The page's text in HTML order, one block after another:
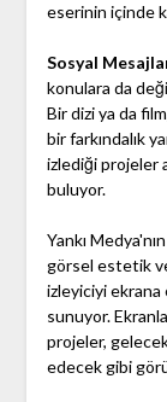
eserinin içinde
Sosyal
konulara da
Bir dizi ya da
bir farkındalık
izlediği projeler
buluyor.
Yankı
görsel estetik
izleyiciyi ekrana
sunuyor.
projeler,
edecek gibi